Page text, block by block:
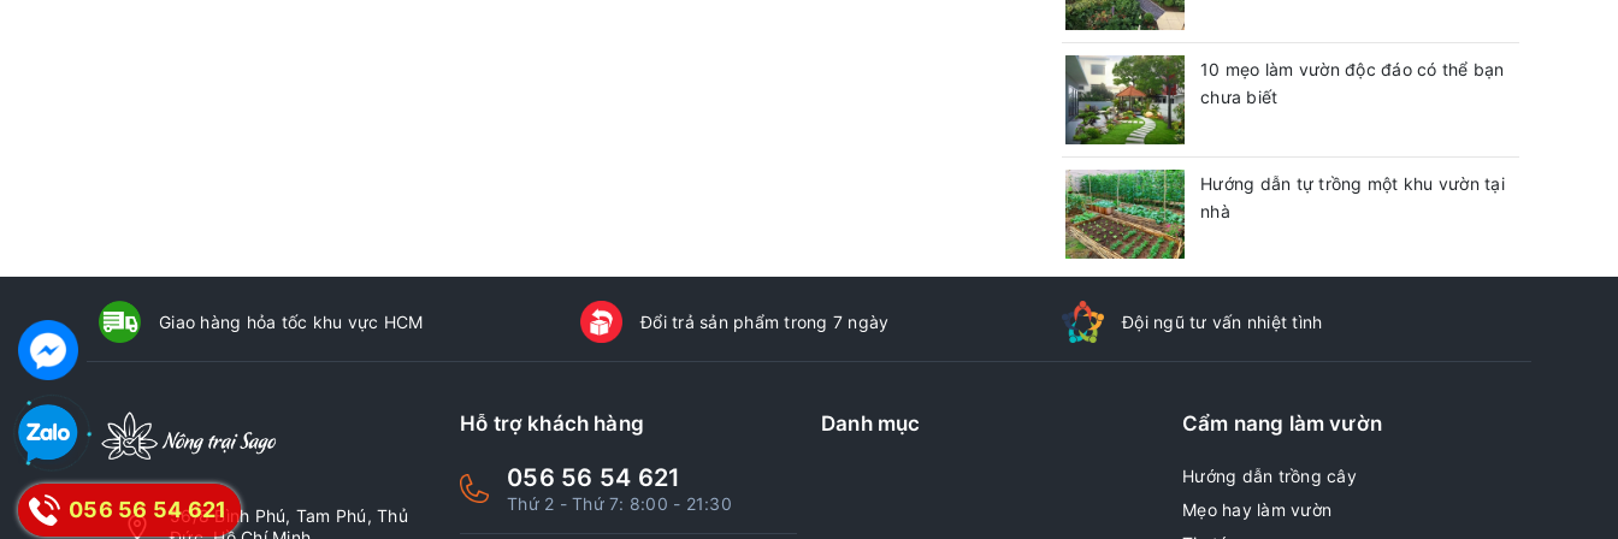
10 mẹo làm vườn độc đáo có thể bạn
chưa biết
Hướng dẫn tự trồng một khu vườn tại
nhà
Giao hàng hỏa tốc khu vực HCM Đổi trả sản phẩm trong 7 ngày Đội ngũ tư vấn nhiệt tình
56/8 Bình Phú, Tam Phú, Thủ
Hỗ trợ khách hàng
056 56 54 621
Thứ 2 - Thứ 7: 8:00 - 21:30
Danh mục Cẩm nang làm vườn
Hướng dẫn trồng cây
Mẹo hay làm vườn
056 56 54 621